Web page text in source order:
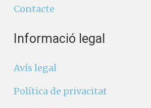
Contacte
Informació legal
Avís legal
Política de privacitat